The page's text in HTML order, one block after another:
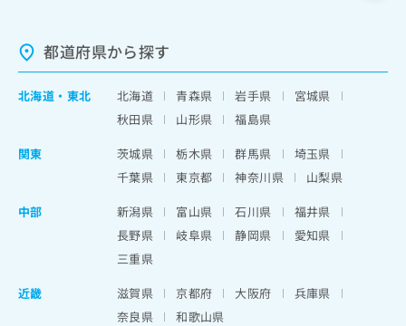
都道府県から探す
北海道 ・ 東北 北海道 青森県 岩手県
宮城県
秋田県
山形県
福島県
関東
茨城県 栃木県 群馬県
埼玉県
千葉県
東京都 神奈川県
山梨県
中部
新潟県 富山県 石川県
福井県
長野県
岐阜県 静岡県
愛知県
三重県
近畿
滋賀県 京都府 大阪府
兵庫県
奈良県
和歌山県